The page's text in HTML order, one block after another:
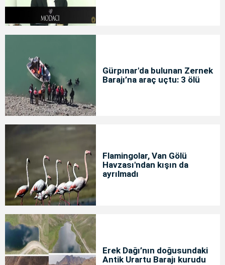
Gürpınar'da bulunan Zernek
Barajı’na araç uçtu: 3 ölü
Flamingolar, Van Gölü
Havzası'ndan kışın da
ayrılmadı
Erek Dağı’nın doğusundaki
Antik Urartu Barajı kurudu